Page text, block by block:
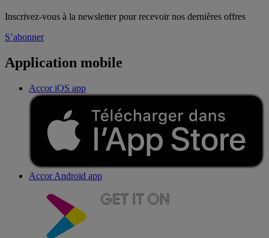
Inscrivez-vous à la newsletter pour recevoir nos dernières offres
S’abonner
Application mobile
Accor iOS app
Accor Android app